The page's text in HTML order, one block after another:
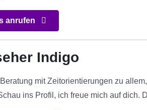
anrufen
Indigo
mit Zeitorientierungen zu
ins Profil, ich freue mich auf dich.